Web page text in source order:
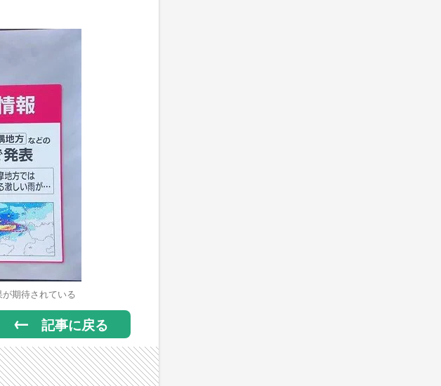
期待されている
記事に戻る